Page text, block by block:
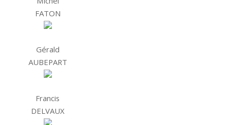
FATON
Gérald
AUBEPART
Francis
DELVAUX